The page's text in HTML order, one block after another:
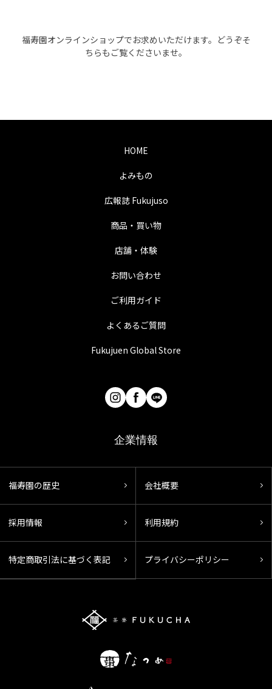
福寿園オンラインショップでお求めいただけます。どうぞそ
ちらもご覧くださいませ。
HOME
よみもの
広報誌 Fukujuso
商品・買い物
店舗・体験
お問い合わせ
ご利用ガイド
よくあるご質問
Fukujuen Global Store
企業情報
福寿園の歴史 会社概要
採用情報 利用規約
特定商取引法に基づく表記 プライバシーポリシー